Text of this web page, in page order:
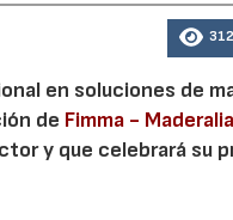
312
en soluciones de
de Fimma -
y que celebrará su